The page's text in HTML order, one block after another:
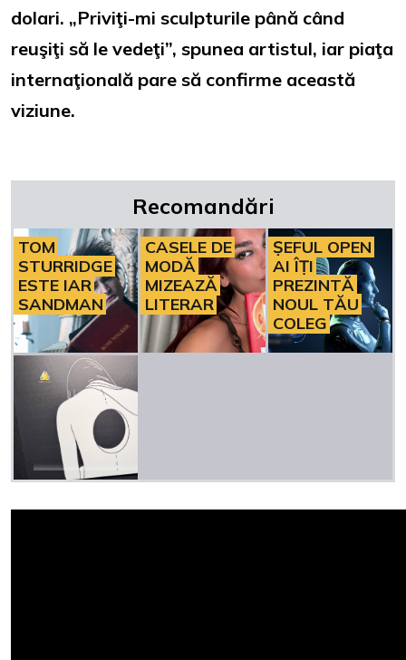
dolari. „Priviţi-mi sculpturile până când
reuşiţi să le vedeţi”, spunea artistul, iar piaţa
internaţională pare să confirme această
viziune.
Recomandări
TOM
STURRIDGE
ESTE IAR
SANDMAN
CASELE DE
MODĂ
MIZEAZĂ
LITERAR
ȘEFUL OPEN
AI ÎȚI
PREZINTĂ
NOUL TĂU
COLEG